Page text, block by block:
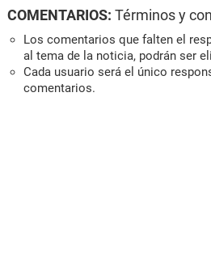
COMENTARIOS: Términos y
Los comentarios que falten el
al tema de la noticia, podrán ser
Cada usuario será el único
comentarios.